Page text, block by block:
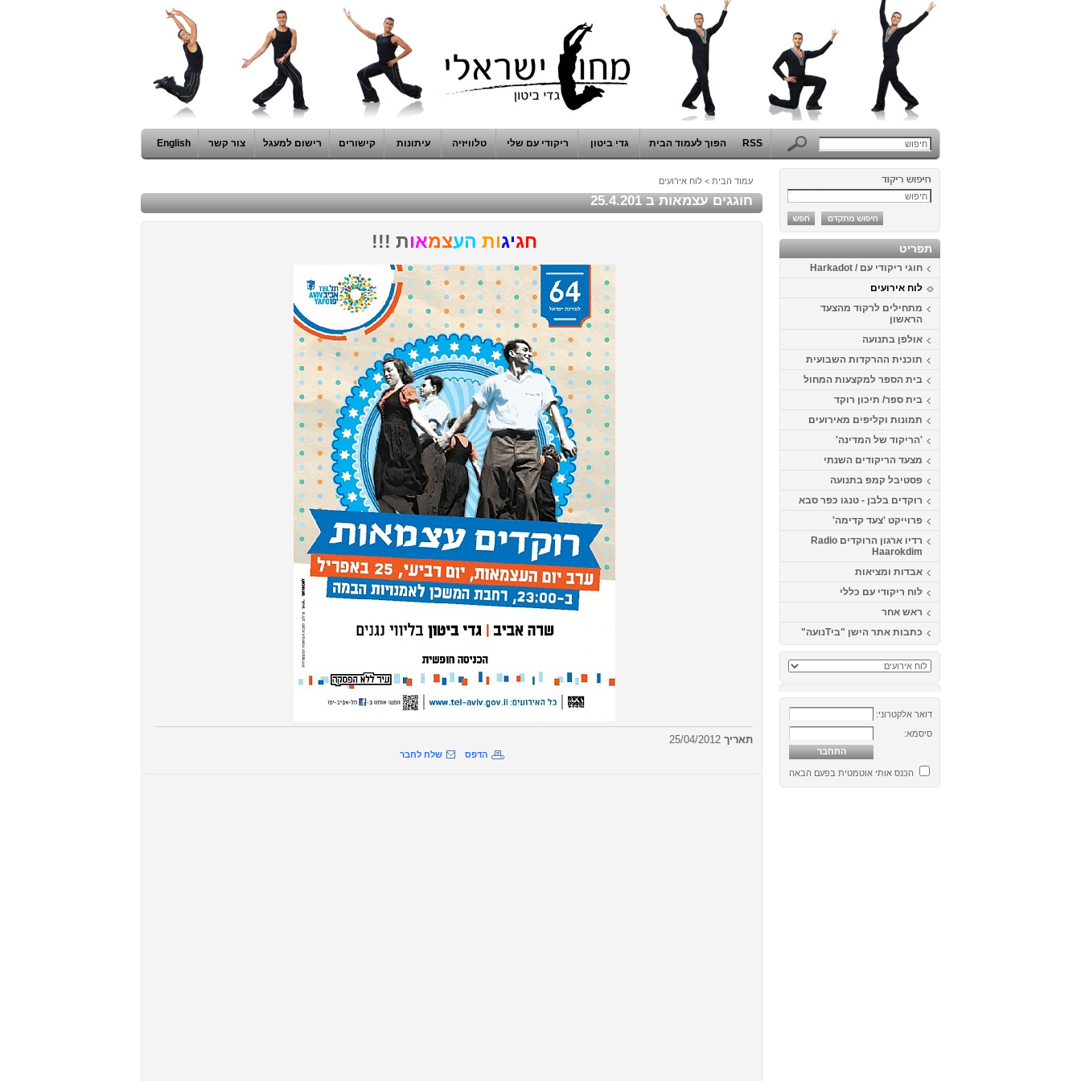
RSS הפוך לעמוד הבית גדי ביטון ריקודי עם שלי טלוויזיה עיתונות קישורים רישום למעגל צור קשר English
תפריט
חוגי ריקודי עם / Harkadot
לוח אירועים
מתחילים לרקוד מהצעד
הראשון
אולפן בתנועה
תוכנית ההרקדות השבועית
בית הספר למקצעות המחול
בית ספר/ תיכון רוקד
תמונות וקליפים מאירועים
'הריקוד של המדינה'
מצעד הריקודים השנתי
פסטיבל קמפ בתנועה
רוקדים בלבן - טנגו כפר סבא
פרוייקט 'צעד קדימה'
רדיו ארגון הרוקדים Radio
Haarokdim
אבדות ומציאות
לוח ריקודי עם כללי
ראש אחר
כתבות אתר הישן "ביTנועה"
דואר אלקטרוני:
סיסמא:
הכנס אותי אוטמטית בפעם הבאה
עמוד הבית > לוח אירועים
חוגגים עצמאות ב 25.4.201
חגיגות העצמאות !!!
תאריך
הדפס שלח לחבר